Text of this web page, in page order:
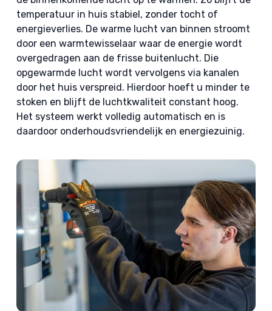
temperatuur in huis stabiel, zonder tocht of
energieverlies. De warme lucht van binnen stroomt
door een warmtewisselaar waar de energie wordt
overgedragen aan de frisse buitenlucht. Die
opgewarmde lucht wordt vervolgens via kanalen
door het huis verspreid. Hierdoor hoeft u minder te
stoken en blijft de luchtkwaliteit constant hoog.
Het systeem werkt volledig automatisch en is
daardoor onderhoudsvriendelijk en energiezuinig.